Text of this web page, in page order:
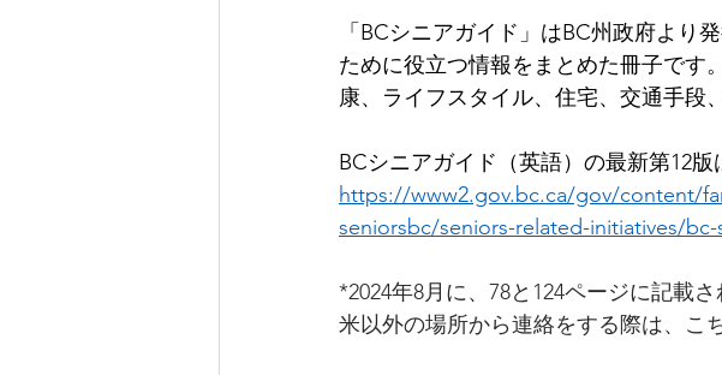
「BCシニアガイド」はBC州政府より
ために役立つ情報をまとめた冊子です
康、ライフスタイル、住宅、交通手段
BCシニアガイド（英語）の最新第12
https://www2.gov.bc.ca/gov/content/
seniorsbc/seniors-related-initiatives/
*2024年8月に、78と124ページに記載
米以外の場所から連絡をする際は、こ